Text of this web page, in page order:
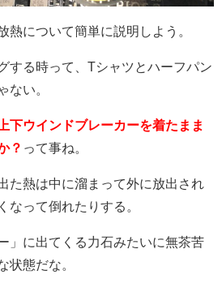
熱について簡単に説明しよう。
する時って、Tシャツとハーフパン
ない。
下ウインドブレーカーを着たまま
？ って事ね。
た熱は中に溜まって外に放出され
なって倒れたりする。
」に出てくる力石みたいに無茶苦
状態だな。